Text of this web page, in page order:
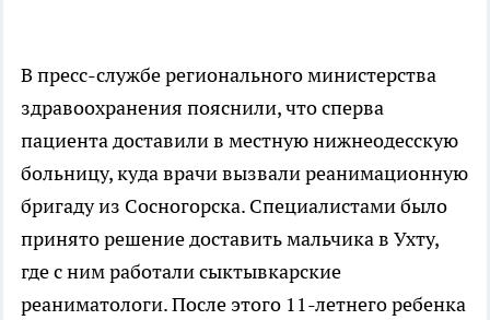
В пресс-службе регионального министерства
здравоохранения пояснили, что сперва
пациента доставили в местную нижнеодесскую
больницу, куда врачи вызвали реанимационную
бригаду из Сосногорска. Специалистами было
принято решение доставить мальчика в Ухту,
где с ним работали сыктывкарские
реаниматологи. После этого 11-летнего ребенка